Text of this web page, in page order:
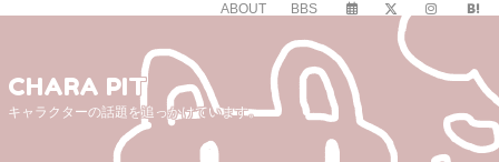
ABOUT BBS
CHARA PIT
キャラクターの話題を追っかけています。